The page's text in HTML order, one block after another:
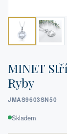
MINET
Ryby
JMAS9603SN50
Skladem